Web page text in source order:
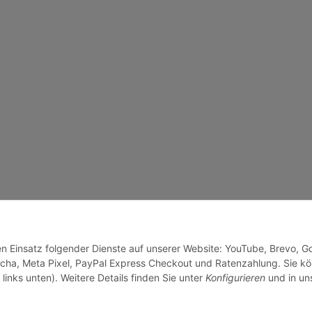
Einsatz folgender Dienste auf unserer Website: YouTube, Brevo,
Meta Pixel, PayPal Express Checkout und Ratenzahlung. Sie
unten). Weitere Details finden Sie unter Konfigurieren und in